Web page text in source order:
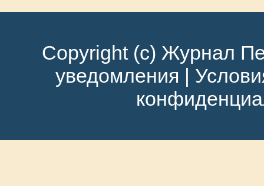
Copyright (c) Журнал
уведомления |